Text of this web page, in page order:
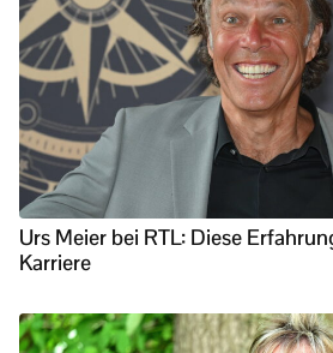
Urs Meier bei RTL: Diese
Karriere